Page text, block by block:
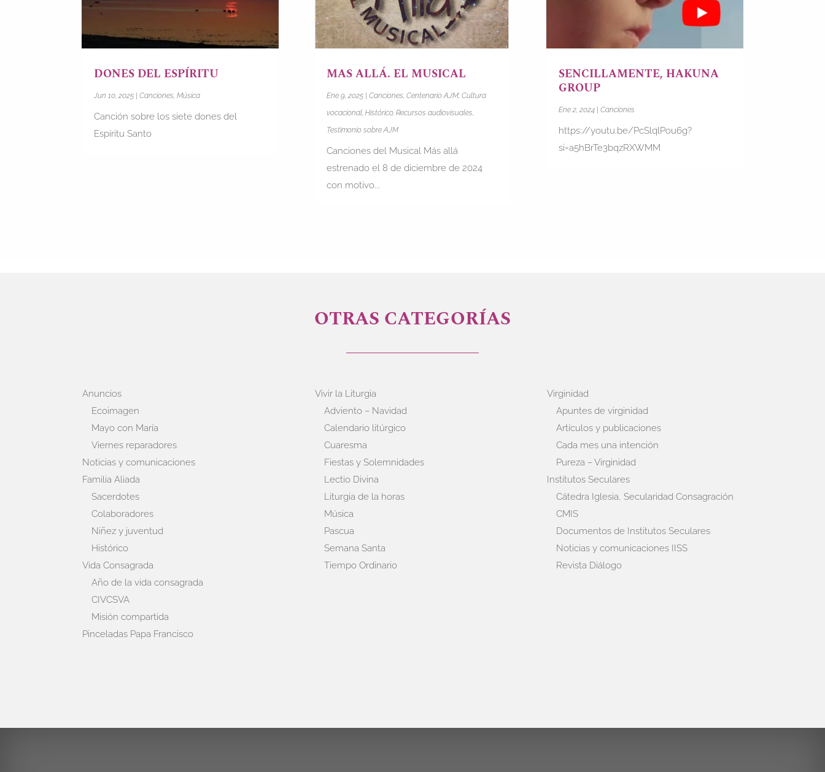
DONES DEL ESPÍRITU
Jun 10, 2025 |Canciones ,Música
Canción sobre los siete dones del
Espíritu Santo
MAS ALLÁ. EL MUSICAL
Ene 9, 2025| Canciones Centenario AJM, Cultura
vocacional, Histórico, Recursos audiovisuales
Testimonio sobre AJM
Canciones del Musical Más allá
estrenado el 8 de diciembre de 2024
con motivo...
SENCILLAMENTE, HAKUNA
GROUP
Ene 2, 2024| Canciones
https://youtu.be/PcSlqlPou6g?
si=a5hBrTe3bqzRXWMM
OTRAS CATEGORÍAS
Anuncios
Ecoimagen
Mayo con María
Viernes reparadores
Noticias y comunicaciones
Familia Aliada
Sacerdotes
Colaboradores
Niñez y juventud
Histórico
Vida Consagrada
Año de la vida consagrada
CIVCSVA
Misión compartida
Pinceladas Papa Francisco
Vivir la Liturgia
Adviento – Navidad
Calendario litúrgico
Cuaresma
Fiestas y Solemnidades
Lectio Divina
Liturgia de la horas
Música
Pascua
Semana Santa
Tiempo Ordinario
Virginidad
Apuntes de virginidad
Artículos y publicaciones
Cada mes una intención
Pureza – Virginidad
Institutos Seculares
Cátedra Iglesia, Secularidad Consagración
CMIS
Documentos de Institutos Seculares
Noticias y comunicaciones IISS
Revista Diálogo